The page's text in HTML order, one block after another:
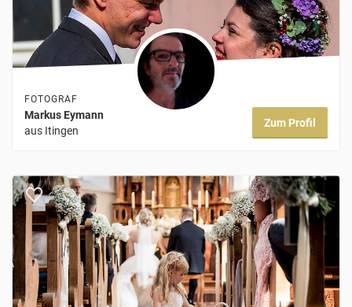
FOTOGRAF
Markus Eymann
aus Itingen
Zum Profil